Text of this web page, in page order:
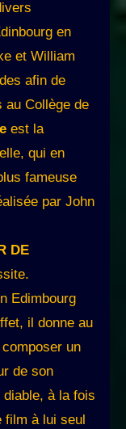
en
et William
afin de
Collège de
est la
qui en
fameuse
par John
DE
Edimbourg
il donne au
composer un
de son
à la fois
film à lui seul